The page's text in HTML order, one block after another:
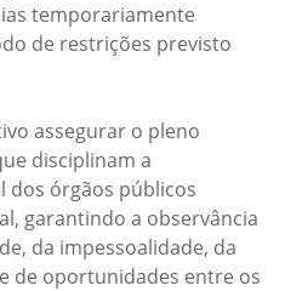
temporariamente
de restrições previsto
assegurar o pleno
disciplinam a
dos órgãos públicos
garantindo a observância
da impessoalidade, da
de oportunidades entre os